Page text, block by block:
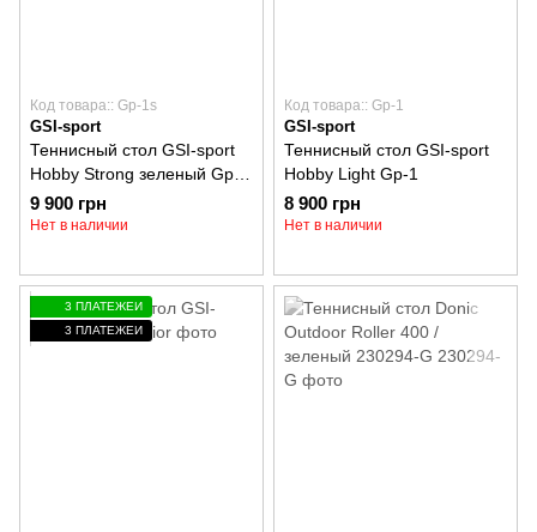
Код товара:: Gp-1s
GSI-sport
Теннисный стол GSI-sport
Hobby Strong зеленый Gp-
1s
9 900 грн
Нет в наличии
Код товара:: Gp-1
GSI-sport
Теннисный стол GSI-sport
Hobby Light Gp-1
8 900 грн
Нет в наличии
3 ПЛАТЕЖЕЙ
3 ПЛАТЕЖЕЙ